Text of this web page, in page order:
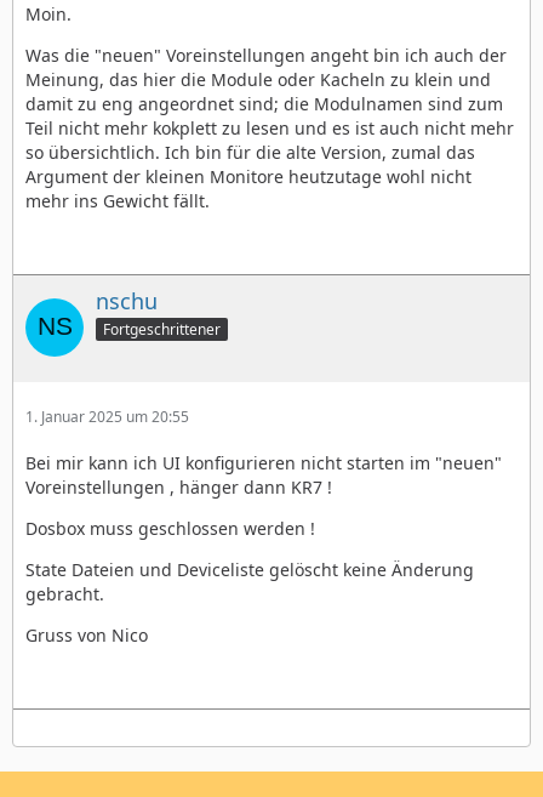
Moin.
Was die "neuen" Voreinstellungen angeht bin ich auch der
Meinung, das hier die Module oder Kacheln zu klein und
damit zu eng angeordnet sind; die Modulnamen sind zum
Teil nicht mehr kokplett zu lesen und es ist auch nicht mehr
so übersichtlich. Ich bin für die alte Version, zumal das
Argument der kleinen Monitore heutzutage wohl nicht
mehr ins Gewicht fällt.
nschu
Fortgeschrittener
1. Januar 2025 um 20:55
Bei mir kann ich UI konfigurieren nicht starten im "neuen"
Voreinstellungen , hänger dann KR7 !
Dosbox muss geschlossen werden !
State Dateien und Deviceliste gelöscht keine Änderung
gebracht.
Gruss von Nico